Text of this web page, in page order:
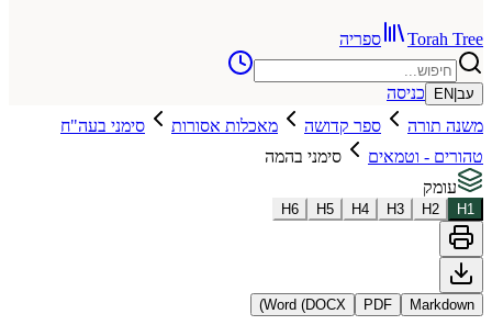
ספריה
כניסה
ספר קדושה מאכלות אסורות
סימני בעה"ח
וטמאים
סימני בהמה
H3
H4
H5
H6
PDF
Word (DOCX)